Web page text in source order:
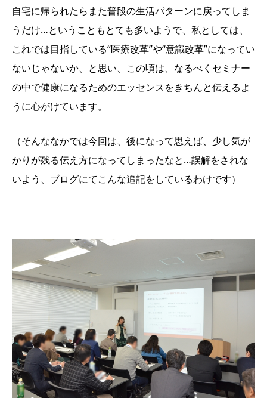
自宅に帰られたらまた普段の生活パターンに戻ってしま
うだけ…ということもとても多いようで、私としては、
これでは目指している“医療改革”や“意識改革”になってい
ないじゃないか、と思い、この頃は、なるべくセミナー
の中で健康になるためのエッセンスをきちんと伝えるよ
うに心がけています。
（そんななかでは今回は、後になって思えば、少し気が
かりが残る伝え方になってしまったなと…誤解をされな
いよう、ブログにてこんな追記をしているわけです）